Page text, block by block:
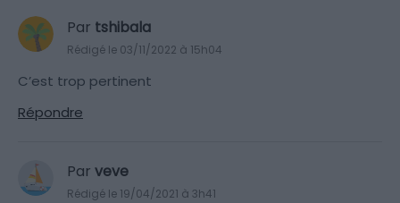
Par tshibala
Rédigé le 03/11/2022 à 15h04
C’est trop pertinent
Répondre
Par veve
Rédigé le 19/04/2021 à 3h41